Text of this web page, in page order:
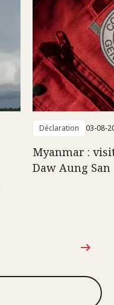
Déclaration 03-08-
Myanmar :
Daw Aung San